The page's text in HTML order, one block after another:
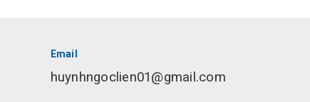
Email
huynhngoclien01@gmail.com